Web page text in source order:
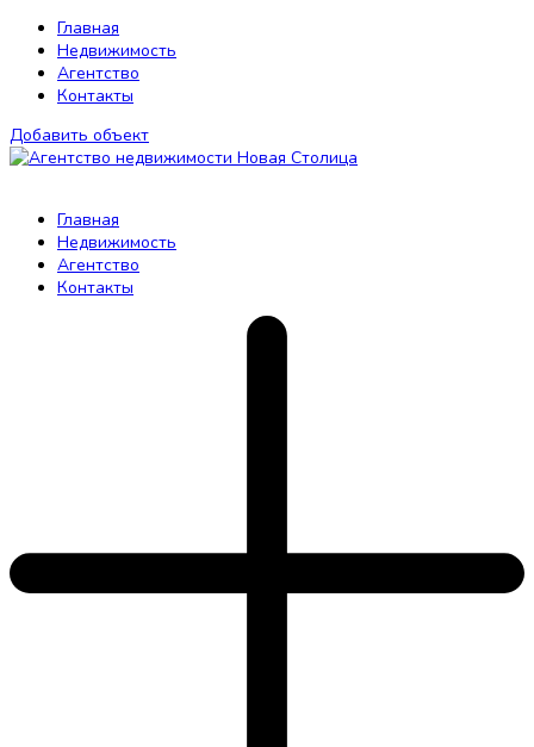
Главная
Недвижимость
Агентство
Контакты
Добавить объект
Главная
Недвижимость
Агентство
Контакты